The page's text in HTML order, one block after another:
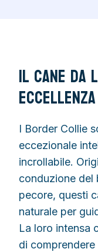
Il Cane da
Eccellenza
I Border Collie
eccezionale
incrollabile.
conduzione del
pecore, questi
naturale per
La loro intensa
di